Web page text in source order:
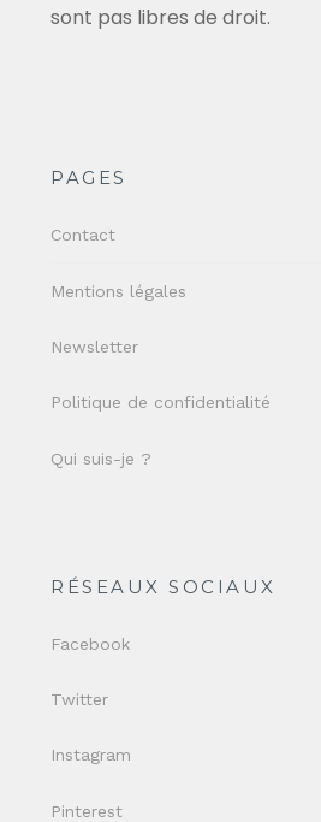
sont pas libres de droit.
PAGES
Contact
Mentions légales
Newsletter
Politique de confidentialité
Qui suis-je ?
RÉSEAUX SOCIAUX
Facebook
Twitter
Instagram
Pinterest